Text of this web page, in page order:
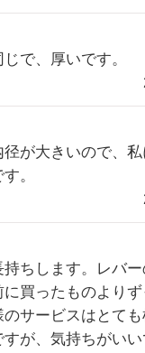
で、厚いです。
が大きいので、私
。
ちします。レバ
買ったものより
のサービスはとて
が、気持ちがい